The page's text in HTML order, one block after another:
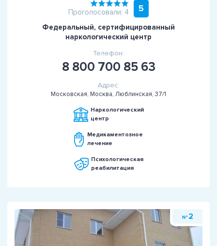
Проголосовали: 4 5
Федеральный, сертифицированный
наркологический центр
Телефон:
8 800 700 85 63
Адрес:
Московская, Москва, Люблинская, 37/1
Наркологический
центр
Медикаментозное
лечение
Психологическая
реабилитация
№ 2